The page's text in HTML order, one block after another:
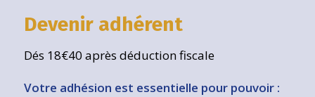
Devenir adhérent
Dés 18€40 après déduction fiscale
Votre adhésion est essentielle pour pouvoir :